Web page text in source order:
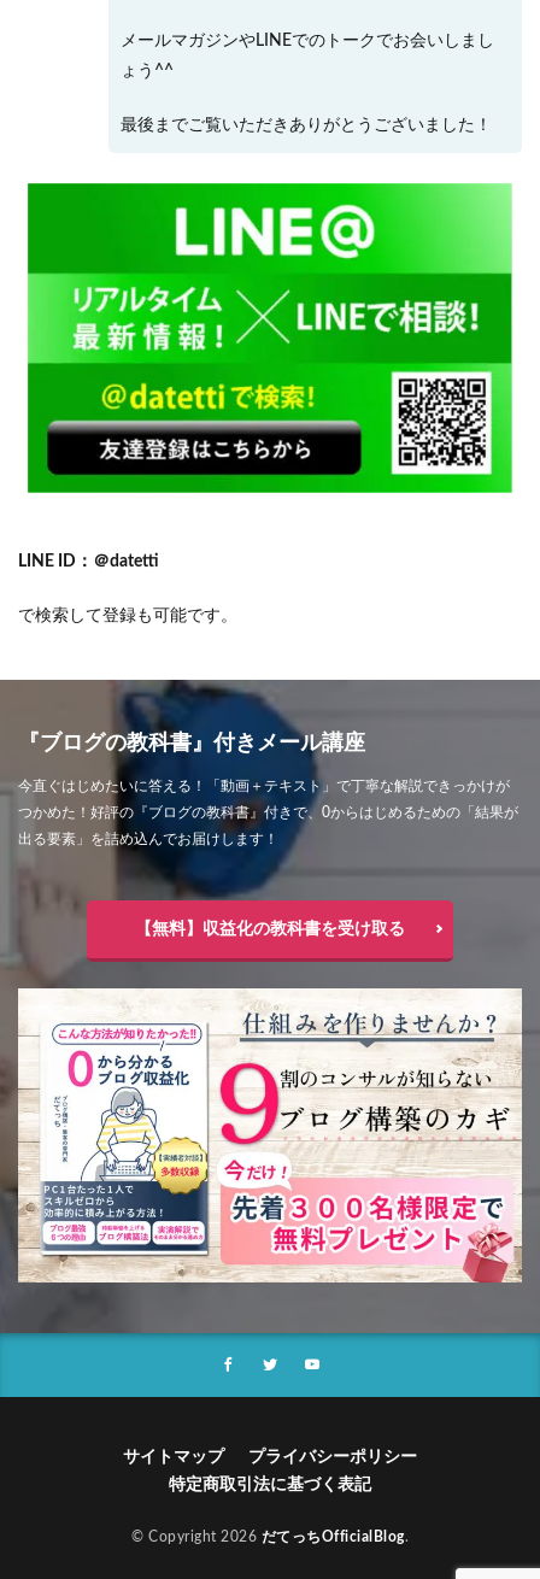
メールマガジンやLINEでのトークでお会いしまし
ょう^^
最後までご覧いただきありがとうございました！
LINE ID：＠datetti
で検索して登録も可能です。
『ブログの教科書』付きメール講座
今直ぐはじめたいに答える！「動画＋テキスト」で丁寧な解説できっかけが
つかめた！好評の『ブログの教科書』付きで、0からはじめるための「結果が
出る要素」を詰め込んでお届けします！
【無料】収益化の教科書を受け取る
サイトマップ
プライバシーポリシー
特定商取引法に基づく表記
© Copyright 2026 だてっちOfficialBlog.